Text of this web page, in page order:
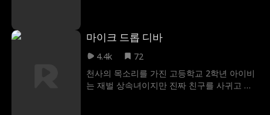
다. 하지만 보안관이 선을 넘어 유골을 모독하
는 상황이 발생하게 된다. 최악의 상황으로 치
국장이 나타난다! 미국의 영웅이라 칭송받는
이든의 진짜 정체가 마침내 밝혀지게 될까?
마이크 드롭 디바
4.4k
72
천사의 목소리를 가진 고등학교 2학년 아이비
는 재벌 상속녀이지만 진짜 친구를 사귀고 싶